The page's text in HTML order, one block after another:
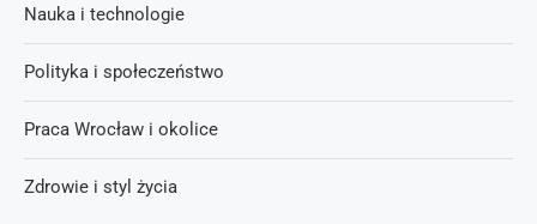
Nauka i technologie
Polityka i społeczeństwo
Praca Wrocław i okolice
Zdrowie i styl życia